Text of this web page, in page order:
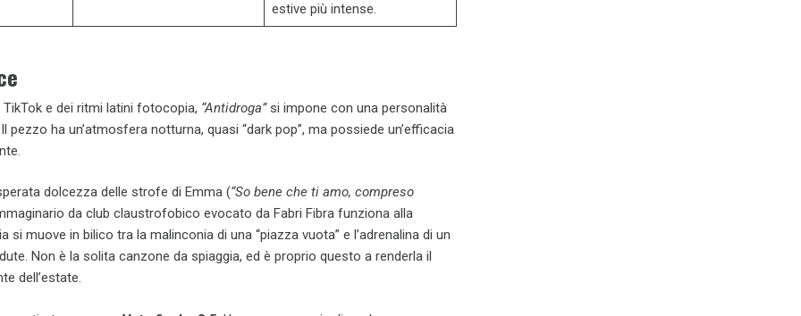
estive più intense.
TikTok e dei ritmi latini fotocopia, “Antidroga”si impone con una personalità
pezzo ha un’atmosfera notturna, quasi “dark pop”, ma possiede un’efficacia
dolcezza delle strofe di Emma (“So bene che ti amo, compreso
da club claustrofobico evocato da Fabri Fibra funziona alla
si muove in bilico tra la malinconia di una “piazza vuota” e l’adrenalina di un
Non è la solita canzone da spiaggia, ed è proprio questo a renderla il
dell’estate.